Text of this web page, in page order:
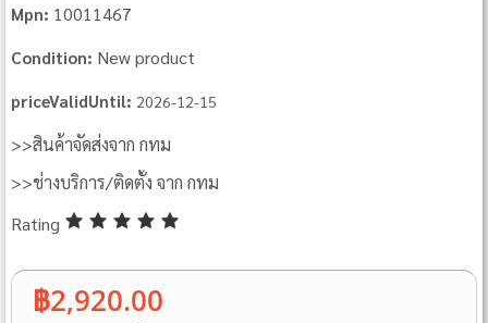
Mpn: 10011467
Condition: New product
priceValidUntil: 2026-12-15
>>สินค้าจัดส่งจาก กทม
>>ช่างบริการ/ติดตั้ง จาก กทม
Rating
฿2,920.00